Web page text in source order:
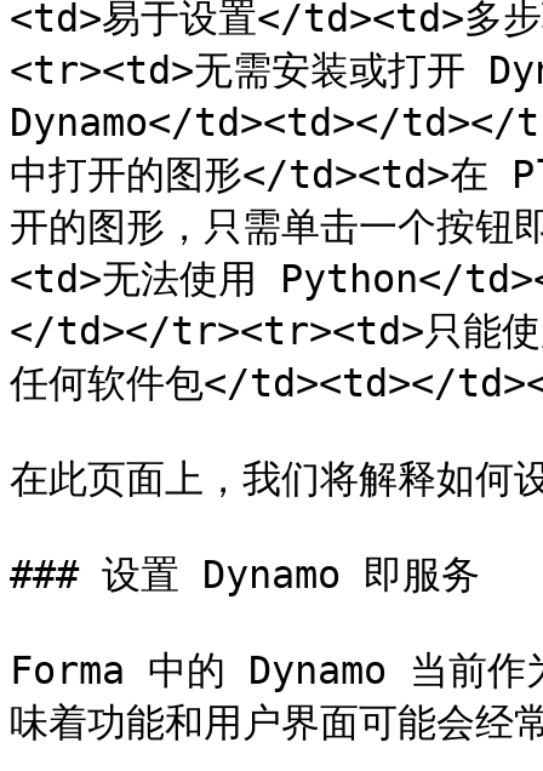
<td>易于设置</td><td>多
<tr><td>无需安装或打开
Dynamo</td><td></td></
中打开的图形</td><td>在
开的图形，只需单击一个
<td>无法使用 Python</
</td></tr><tr><td>只能使
任何软件包</td><td></
在此页面上，我们将解释如何
### 设置 Dynamo 即服务
Forma 中的 Dynamo 当前
味着功能和用户界面可能会经